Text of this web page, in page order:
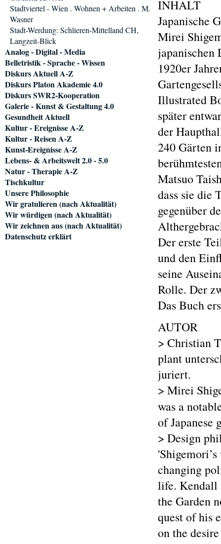
INHALT
Japanische
Mirei
japanischen
1920er
Illustrated
später
der
240 Gärten
Matsuo
dass sie die
gegenüber
Der erste
und den
seine
Rolle. Der
Das Buch
AUTOR
> Christian
plant
juriert.
> Mirei
was a
of Japanese
> Design
changing
life. Kendall
the Garden
quest of his
on the
Stadtviertel - Wien . Wohnen + Arbeiten . M.
Wasner
Stadt-Werdung: Schlieren-Mittelland CH,
Langzeit-Blick
Analog - Digital - Media
Belletristik - Sprache - Wissen
Diskurs Aktuell A-Z
Diskurs Platon Akademie 4.0
Diskurs SWR2-Kooperation
Galerie - Kunst & Gestaltung 4.0
Gesundheit Aktuell
Kultur - Ereignisse A-Z
Kultur - Reisen A-Z
Kunst-Ereignisse A-Z
Lebens- & Arbeitswelt 2.0 - 5.0
Natur - Therapie A-Z
Tischkultur
Unsere Philosophie
Wir gratulieren (nach Aktualität)
Wir würdigen (nach Aktualität)
Wir zeichnen aus (nach Aktualität)
Datenschutz erklärt